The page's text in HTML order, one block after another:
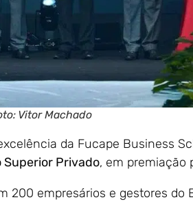
Vitor Machado
da Fucape Business
Superior Privado, em premiação
200 empresários e gestores do